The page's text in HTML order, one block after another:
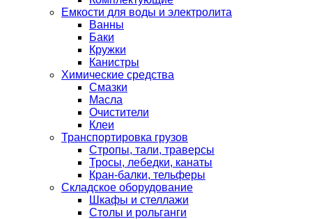
Емкости для воды и электролита
Ванны
Баки
Кружки
Канистры
Химические средства
Смазки
Масла
Очистители
Клеи
Транспортировка грузов
Стропы, тали, траверсы
Тросы, лебедки, канаты
Кран-балки, тельферы
Складское оборудование
Шкафы и стеллажи
Столы и рольганги